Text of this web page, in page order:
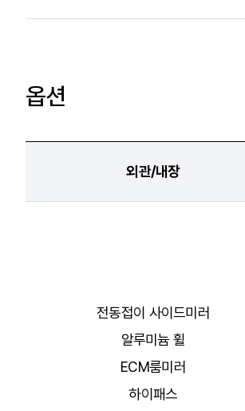
옵션
외관/내장
전동접이 사이드미러
알루미늄 휠
ECM룸미러
하이패스